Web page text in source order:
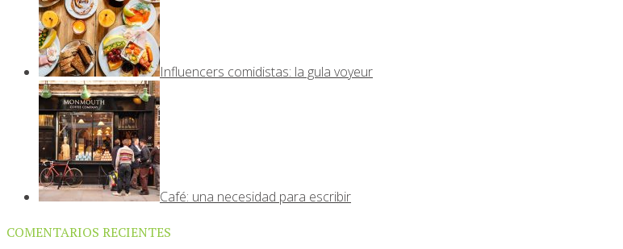
Influencers comidistas: la gula voyeur
Café: una necesidad para escribir
COMENTARIOS RECIENTES